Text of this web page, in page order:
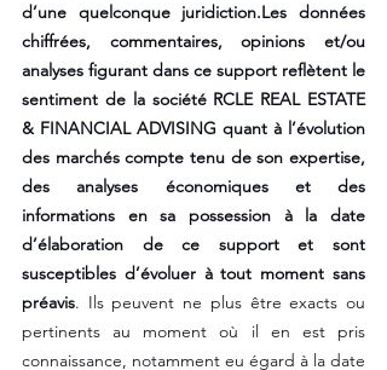
d’une quelconque juridiction.Les données
chiffrées, commentaires, opinions et/ou
analyses figurant dans ce support reflètent le
sentiment de la société RCLE REAL ESTATE
& FINANCIAL ADVISING quant à l’évolution
des marchés compte tenu de son expertise,
des analyses économiques et des
informations en sa possession à la date
d’élaboration de ce support et sont
susceptibles d’évoluer à tout moment sans
préavis. Ils peuvent ne plus être exacts ou
pertinents au moment où il en est pris
connaissance, notamment eu égard à la date